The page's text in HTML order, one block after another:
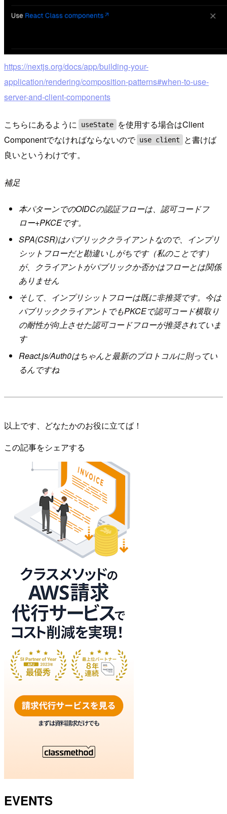
https://nextjs.org/docs/app/building-your-
application/rendering/composition-patterns#when-to-use-
server-and-client-components
こちらにあるように useState
を使用する場合はClient
Componentでなければならないので use client
と書けば
良いというわけです。
補足
本パターンでのOIDCの認証フローは、認可コードフ
ロー+PKCEです。
SPA(CSR)はパブリッククライアントなので、インプリ
シットフローだと勘違いしがちです（私のことです）
が、クライアントがパブリックか否かはフローとは関係
ありません
そして、インプリシットフローは既に非推奨です。今は
パブリッククライアントでもPKCEで認可コード横取り
の耐性が向上させた認可コードフローが推奨されていま
す
React.js/Auth0はちゃんと最新のプロトコルに則ってい
るんですね
以上です、どなたかのお役に立てば！
この記事をシェアする
EVENTS